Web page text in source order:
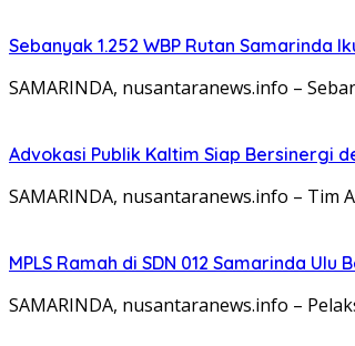
Sebanyak 1.252 WBP Rutan Samarinda
SAMARINDA, nusantaranews.info –
Advokasi Publik Kaltim Siap Bersinergi
SAMARINDA, nusantaranews.info –
MPLS Ramah di SDN 012 Samarinda
SAMARINDA, nusantaranews.info –